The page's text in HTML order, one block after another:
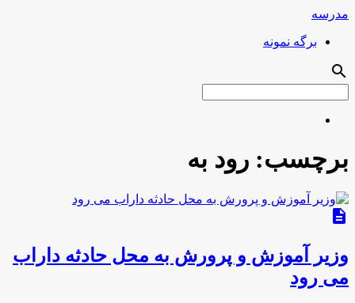
مدرسه
برگه نمونه
search
برچسب: رود به
description
وزیر آموزش و پرورش به محل حادثه داراب
می رود